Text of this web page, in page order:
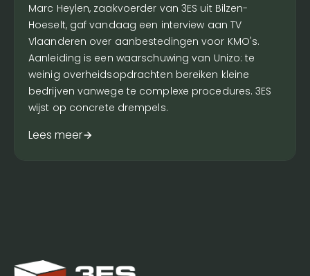
Marc Heylen, zaakvoerder van 3ES uit Bilzen-
Hoeselt, gaf vandaag een interview aan TV
Vlaanderen over aanbestedingen voor KMO's.
Aanleiding is een waarschuwing van Unizo: te
weinig overheidsopdrachten bereiken kleine
bedrijven vanwege te complexe procedures. 3ES
wijst op concrete drempels.
Lees meer